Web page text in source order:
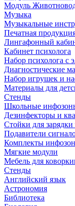
Модуль
Музыка
Музыкальные
Печатная
Лингафонный
Кабинет психолога
Набор психолога с
Диагностические
Набор игрушек и
Материалы для
Стенды
Школьные
Дезинфекторы и
Стойки для зарядки
Подавители
Комплекты инфозон
Мягкие модули
Мебель для
Стенды
Английский язык
Астрономия
Библиотека